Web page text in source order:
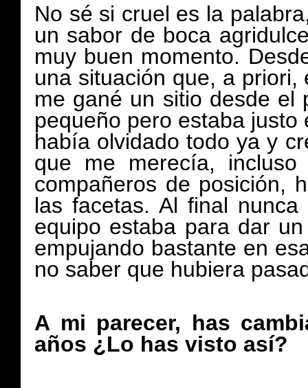
No sé si cruel es la
un sabor de boca
muy buen momento.
una situación que, a
me gané un sitio desde el
pequeño pero estaba
había olvidado todo ya y
que me merecía,
compañeros de posición,
las facetas. Al final
equipo estaba para dar
empujando bastante en
no saber que hubiera
A mi parecer, has
años ¿Lo has visto así?